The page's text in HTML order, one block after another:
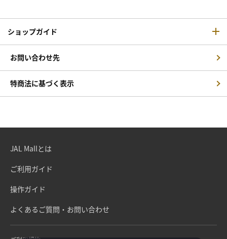
ショップガイド
お問い合わせ先
特商法に基づく表示
JAL Mallとは
ご利用ガイド
操作ガイド
よくあるご質問・お問い合わせ